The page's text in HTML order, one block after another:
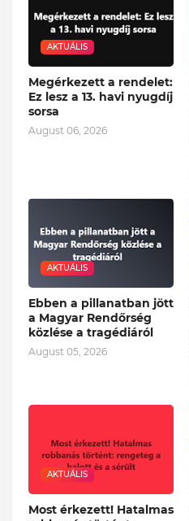
AKTUÁLIS
Megérkezett a rendelet:
Ez lesz a 13. havi nyugdíj
sorsa
August 06, 2026
AKTUÁLIS
Ebben a pillanatban jött
a Magyar Rendőrség
közlése a tragédiáról
August 05, 2026
AKTUÁLIS
Most érkezett! Hatalmas